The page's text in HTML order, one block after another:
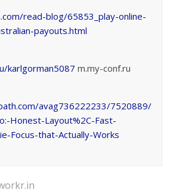
read-blog/65853_play-online-
payouts.html
karlgorman5087 m.my-conf.ru
avag736222233/7520889/
Honest-Layout%2C-Fast-
Focus-that-Actually-Works